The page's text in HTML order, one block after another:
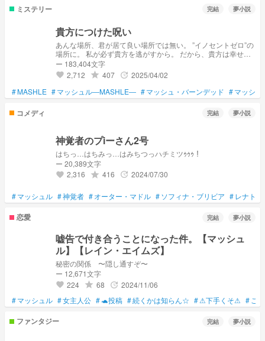
ミステリー 完結 夢小説
貴方につけた呪い
あんな場所、君が居て良い場所では無い。 ‪”‬イノセントゼロ‪”‬の
場所に。 私が必ず貴方を逃がすから。 だから、貴方は幸せに
なってね。 題名を変更させていただきました。 2025/01/05 ︰
ハート1000突破 誠にありがとうございます🙇 2025/04/02 ：
ハート1600突破 誠にありがとうございます🙇 こちらの話は完
結しました。誠にありがとうございました。
ー 183,404文字
favorite 2,712 grade 407 update 2025/04/02
#MASHLE #マッシュル―MASHLE― #マッシュ・バーンデッド #マッシュ
コメディ 完結 夢小説
神覚者のプiーさん2号
はちっ…はちみっ…はみちつっハチミツｩｩｩ！
ー 20,389文字
favorite 2,316 grade 416 update 2024/07/30
#マッシュル #神覚者 #オーター・マドル #ソフィナ・ブリビア #レナト
恋愛 完結 夢小説
嘘告で付き合うことになった件。【マッシュ
ル】【レイン・エイムズ】
秘密の関係 〜隠し通すぞ〜
ー 12,671文字
favorite 224 grade 68 update 2024/11/06
#マッシュル #女主人公 #🐢投稿 #続くかは知らん☆ #⚠下手くそ⚠ # ご
ファンタジー 完結 夢小説